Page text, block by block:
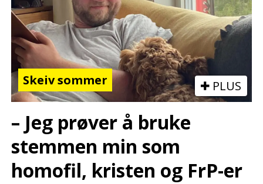
Skeiv sommer PLUS
– Jeg prøver å bruke
stemmen min som
homofil, kristen og FrP-er